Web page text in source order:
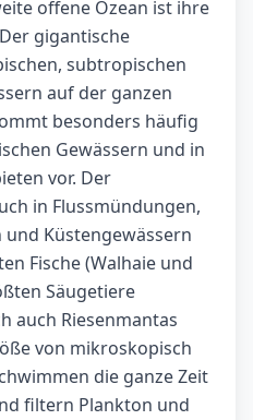
offene Ozean ist ihre
gigantische
subtropischen
auf der ganzen
besonders häufig
Gewässern und in
vor. Der
in Flussmündungen,
Küstengewässern
Fische (Walhaie und
Säugetiere
auch Riesenmantas
von mikroskopisch
die ganze Zeit
filtern Plankton und